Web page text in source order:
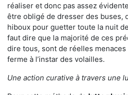
réaliser et donc pas assez
être obligé de dresser des buses,
hiboux pour guetter toute la nuit
faut dire que la majorité de ces
dire tous, sont de réelles
ferme à l’instar des volailles.
Une action curative à travers une